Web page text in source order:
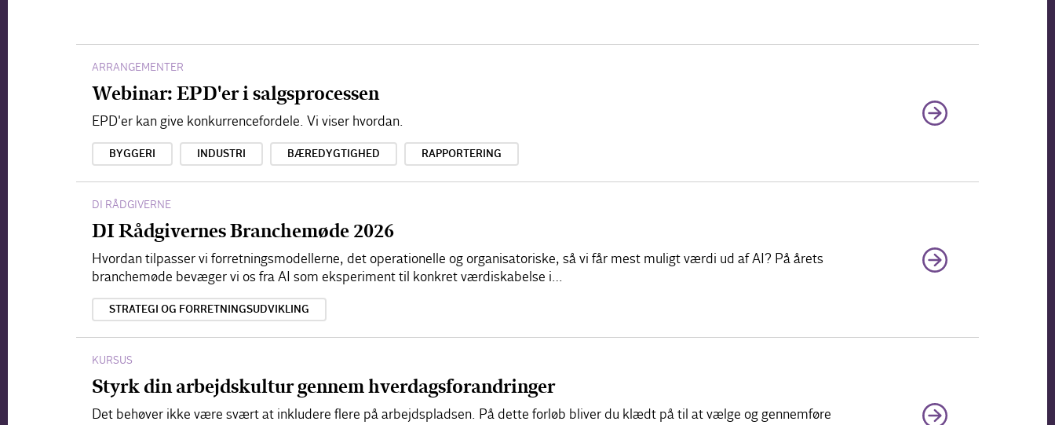
ARRANGEMENTER
Webinar: EPD'er i salgsprocessen
EPD'er kan give konkurrencefordele. Vi viser hvordan.
BYGGERI INDUSTRI BÆREDYGTIGHED RAPPORTERING
DI RÅDGIVERNE
DI Rådgivernes Branchemøde 2026
Hvordan tilpasser vi forretningsmodellerne, det operationelle og organisatoriske, så vi får mest muligt værdi ud af AI? På årets
branchemøde bevæger vi os fra AI som eksperiment til konkret værdiskabelse i…
STRATEGI OG FORRETNINGSUDVIKLING
KURSUS
Styrk din arbejdskultur gennem hverdagsforandringer
Det behøver ikke være svært at inkludere flere på arbejdspladsen. På dette forløb bliver du klædt på til at vælge og gennemføre